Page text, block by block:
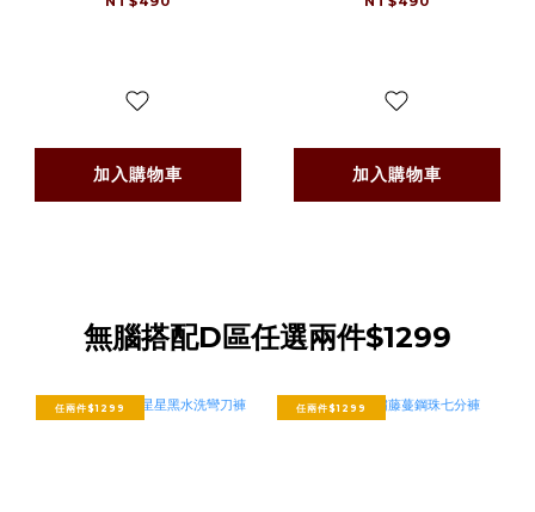
加入購物車 加入購物車
無腦搭配D區任選兩件$1299
任兩件$1299 任兩件$1299